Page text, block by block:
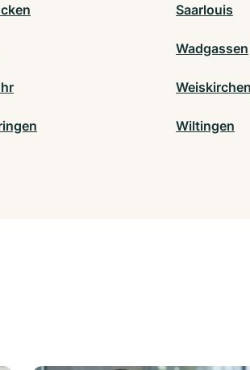
Saarlouis
Wadgassen
Weiskirchen
Wiltingen